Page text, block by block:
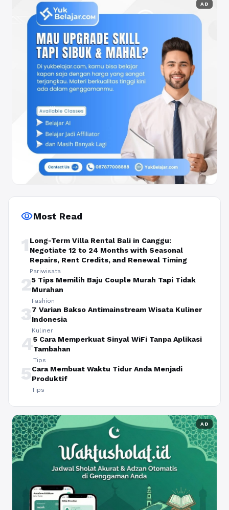
AD
visibilityMost Read
1 Long-Term Villa Rental Bali in Canggu:
Negotiate 12 to 24 Months with Seasonal
Repairs, Rent Credits, and Renewal Timing
Pariwisata
25 Tips Memilih Baju Couple Murah Tapi Tidak
Murahan
Fashion
37 Varian Bakso Antimainstream Wisata Kuliner
Indonesia
Kuliner
45 Cara Memperkuat Sinyal WiFi Tanpa Aplikasi
Tambahan
Tips
5Cara Membuat Waktu Tidur Anda Menjadi
Produktif
Tips
AD